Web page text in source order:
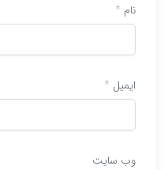
نام *
ایمیل *
وب‌ سایت